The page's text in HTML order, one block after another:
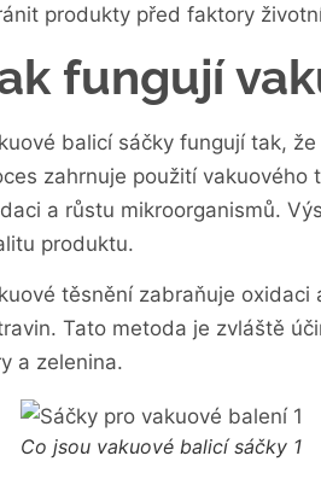
produkty před faktory
fungují
balicí sáčky fungují tak,
zahrnuje použití
a růstu mikroorganismů.
produktu.
těsnění zabraňuje
Tato metoda je zvláště
a zelenina.
Co jsou vakuové balicí sáčky 1